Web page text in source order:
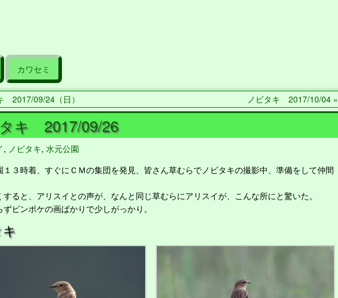
カワセミ
2017/09/24（日） ノビタキ 2017/10/04 »
キ 2017/09/26
, ノビタキ, 水元公園
３時着、すぐにＣＭの集団を発見、皆さん草むらでノビタキの撮影中、準備をして仲間
ると、アリスイとの声が、なんと同じ草むらにアリスイが、こんな所にと驚いた。
ピンボケの画ばかりで少しがっかり。